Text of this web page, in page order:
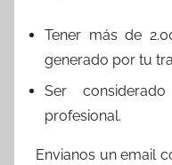
Tener más de
generado por tu
Ser
profesional.
Envianos un email